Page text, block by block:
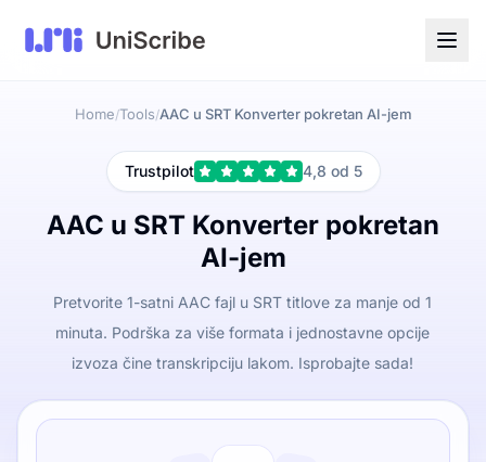
Home/Tools/AAC u SRT Konverter pokretan AI-jem
Trustpilot 4,8 od 5
AAC u SRT Konverter pokretan
AI-jem
Pretvorite 1-satni AAC fajl u SRT titlove za manje od 1
minuta. Podrška za više formata i jednostavne opcije
izvoza čine transkripciju lakom. Isprobajte sada!